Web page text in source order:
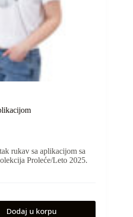
rukav sa aplikacijom sa
Proleće/Leto 2025.
Dodaj u korpu